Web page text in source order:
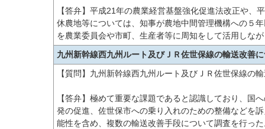
【答弁】平成21年の農業経営基盤強化促進法改正や
休農地等については、知事が農地中間管理機構への５
を農業委員会や市町、生産者等に周知をして活用しな
九州新幹線西九州ルート及びＪＲ佐世保線の輸送改善
【質問】九州新幹線西九州ルート及びＪＲ佐世保線の
【答弁】極めて重要な課題であると認識しており、国
発の促進、佐世保市への乗り入れのための整備などを
能性を含め、複数の輸送改善手段について調査を行っ